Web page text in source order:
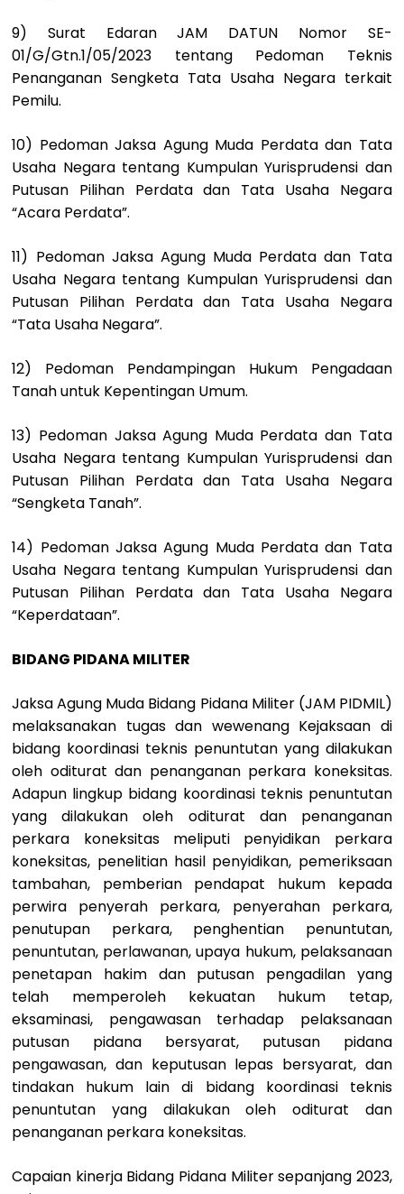
9) Surat Edaran JAM DATUN Nomor SE-
01/G/Gtn.1/05/2023 tentang Pedoman Teknis
Penanganan Sengketa Tata Usaha Negara terkait
Pemilu.
10) Pedoman Jaksa Agung Muda Perdata dan Tata
Usaha Negara tentang Kumpulan Yurisprudensi dan
Putusan Pilihan Perdata dan Tata Usaha Negara
“Acara Perdata”.
11) Pedoman Jaksa Agung Muda Perdata dan Tata
Usaha Negara tentang Kumpulan Yurisprudensi dan
Putusan Pilihan Perdata dan Tata Usaha Negara
“Tata Usaha Negara”.
12) Pedoman Pendampingan Hukum Pengadaan
Tanah untuk Kepentingan Umum.
13) Pedoman Jaksa Agung Muda Perdata dan Tata
Usaha Negara tentang Kumpulan Yurisprudensi dan
Putusan Pilihan Perdata dan Tata Usaha Negara
“Sengketa Tanah”.
14) Pedoman Jaksa Agung Muda Perdata dan Tata
Usaha Negara tentang Kumpulan Yurisprudensi dan
Putusan Pilihan Perdata dan Tata Usaha Negara
“Keperdataan”.
BIDANG PIDANA MILITER
Jaksa Agung Muda Bidang Pidana Militer (JAM PIDMIL)
melaksanakan tugas dan wewenang Kejaksaan di
bidang koordinasi teknis penuntutan yang dilakukan
oleh oditurat dan penanganan perkara koneksitas.
Adapun lingkup bidang koordinasi teknis penuntutan
yang dilakukan oleh oditurat dan penanganan
perkara koneksitas meliputi penyidikan perkara
koneksitas, penelitian hasil penyidikan, pemeriksaan
tambahan, pemberian pendapat hukum kepada
perwira penyerah perkara, penyerahan perkara,
penutupan perkara, penghentian penuntutan,
penuntutan, perlawanan, upaya hukum, pelaksanaan
penetapan hakim dan putusan pengadilan yang
telah memperoleh kekuatan hukum tetap,
eksaminasi, pengawasan terhadap pelaksanaan
putusan pidana bersyarat, putusan pidana
pengawasan, dan keputusan lepas bersyarat, dan
tindakan hukum lain di bidang koordinasi teknis
penuntutan yang dilakukan oleh oditurat dan
penanganan perkara koneksitas.
Capaian kinerja Bidang Pidana Militer sepanjang 2023,